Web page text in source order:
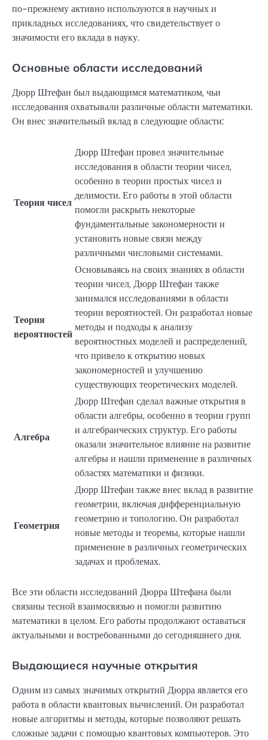
по-прежнему активно используются в научных и
прикладных исследованиях, что свидетельствует о
значимости его вклада в науку.
Основные области исследований
Дюрр Штефан был выдающимся математиком, чьи
исследования охватывали различные области математики.
Он внес значительный вклад в следующие области:
Теория чисел
Дюрр Штефан провел значительные
исследования в области теории чисел,
особенно в теории простых чисел и
делимости. Его работы в этой области
помогли раскрыть некоторые
фундаментальные закономерности и
установить новые связи между
различными числовыми системами.
Теория
вероятностей
Основываясь на своих знаниях в области
теории чисел, Дюрр Штефан также
занимался исследованиями в области
теории вероятностей. Он разработал новые
методы и подходы к анализу
вероятностных моделей и распределений,
что привело к открытию новых
закономерностей и улучшению
существующих теоретических моделей.
Алгебра
Дюрр Штефан сделал важные открытия в
области алгебры, особенно в теории групп
и алгебраических структур. Его работы
оказали значительное влияние на развитие
алгебры и нашли применение в различных
областях математики и физики.
Геометрия
Дюрр Штефан также внес вклад в развитие
геометрии, включая дифференциальную
геометрию и топологию. Он разработал
новые методы и теоремы, которые нашли
применение в различных геометрических
задачах и проблемах.
Все эти области исследований Дюрра Штефана были
связаны тесной взаимосвязью и помогли развитию
математики в целом. Его работы продолжают оставаться
актуальными и востребованными до сегодняшнего дня.
Выдающиеся научные открытия
Одним из самых значимых открытий Дюрра является его
работа в области квантовых вычислений. Он разработал
новые алгоритмы и методы, которые позволяют решать
сложные задачи с помощью квантовых компьютеров. Это